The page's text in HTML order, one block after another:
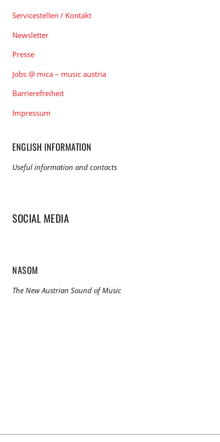
Servicestellen / Kontakt
Newsletter
Presse
Jobs @ mica – music austria
Barrierefreiheit
Impressum
ENGLISH INFORMATION
Useful information and contacts
SOCIAL MEDIA
NASOM
The New Austrian Sound of Music